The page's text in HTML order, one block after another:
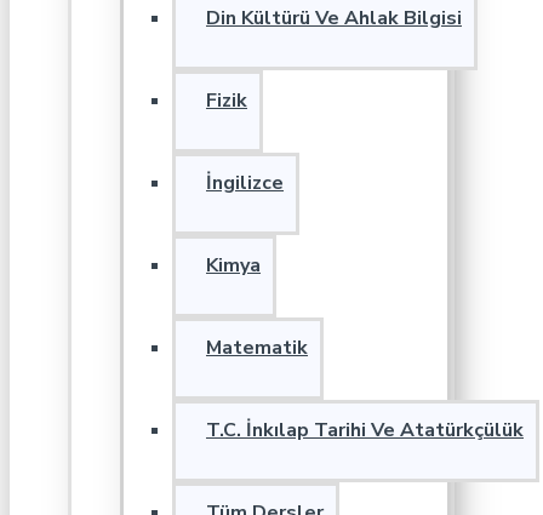
Din Kültürü Ve Ahlak Bilgisi
Fizik
İngilizce
Kimya
Matematik
T.C. İnkılap Tarihi Ve Atatürkçülük